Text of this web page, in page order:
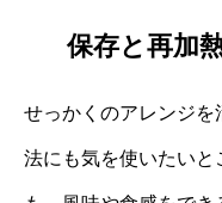
保存と再加
せっかくのアレンジ
法にも気を使いたいと